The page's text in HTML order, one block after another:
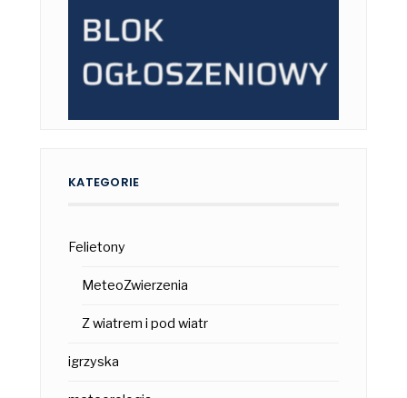
KATEGORIE
Felietony
MeteoZwierzenia
Z wiatrem i pod wiatr
igrzyska